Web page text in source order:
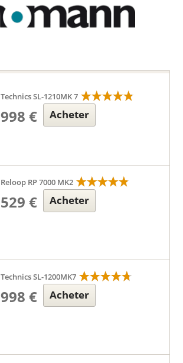
Technics SL-1210MK 7
998 € Acheter
Reloop RP 7000 MK2
529 € Acheter
Technics SL-1200MK7
998 € Acheter